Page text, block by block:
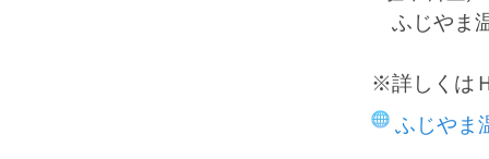
ふじやま
※詳しくは
ふじやま